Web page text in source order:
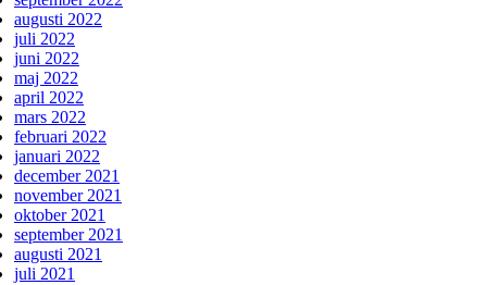
augusti 2022
juli 2022
juni 2022
maj 2022
april 2022
mars 2022
februari 2022
januari 2022
december 2021
november 2021
oktober 2021
september 2021
augusti 2021
juli 2021